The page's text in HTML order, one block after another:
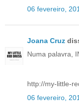
06 fevereiro,
Joana Cruz
Numa palavra,
http://my-little-
06 fevereiro,